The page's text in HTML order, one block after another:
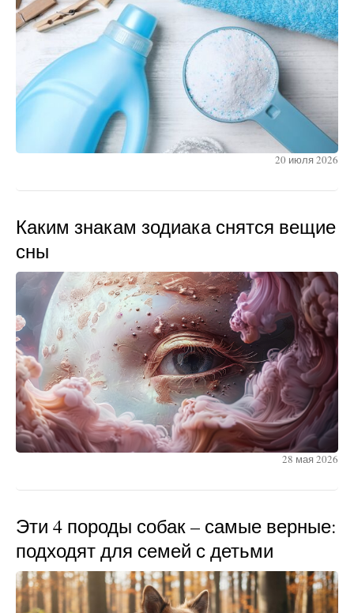
20 июля 2026
Каким знакам зодиака снятся вещие
сны
28 мая 2026
Эти 4 породы собак – самые верные:
подходят для семей с детьми